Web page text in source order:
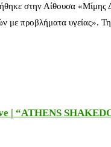
στην Αίθουσα
με προβλήματα υγείας».
| “ATHENS